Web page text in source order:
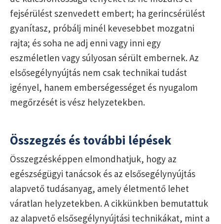
fejsérülést szenvedett embert; ha gerincsérülést
gyanítasz, próbálj minél kevesebbet mozgatni
rajta; és soha ne adj enni vagy inni egy
eszméletlen vagy súlyosan sérült embernek. Az
elsősegélynyújtás nem csak technikai tudást
igényel, hanem emberségességet és nyugalom
megőrzését is vész helyzetekben.
Összegzés és további lépések
Összegzésképpen elmondhatjuk, hogy az
egészségügyi tanácsok és az elsősegélynyújtás
alapvető tudásanyag, amely életmentő lehet
váratlan helyzetekben. A cikkünkben bemutattuk
az alapvető elsősegélynyújtási technikákat, mint a